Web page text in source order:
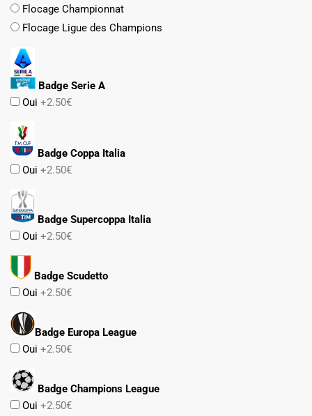
Flocage Championnat
Flocage Ligue des Champions
Badge Serie A
Oui +2.50€
Badge Coppa Italia
Oui +2.50€
Badge Supercoppa Italia
Oui +2.50€
Badge Scudetto
Oui +2.50€
Badge Europa League
Oui +2.50€
Badge Champions League
Oui +2.50€